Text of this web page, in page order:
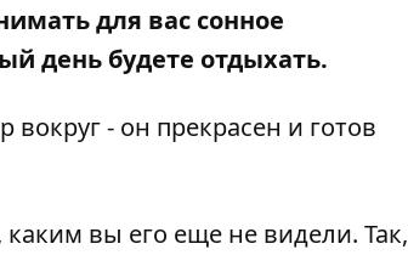
для вас сонное
день будете отдыхать.
- он прекрасен и готов
вы его еще не видели. Так,